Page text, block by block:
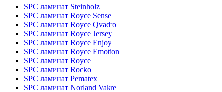
SPC ламинат Steinholz
SPC ламинат Royce Sense
SPC ламинат Royce Qvadro
SPC ламинат Royce Jersey
SPC ламинат Royce Enjoy
SPC ламинат Royce Emotion
SPC ламинат Royce
SPC ламинат Rocko
SPC ламинат Pematex
SPC ламинат Norland Vakre